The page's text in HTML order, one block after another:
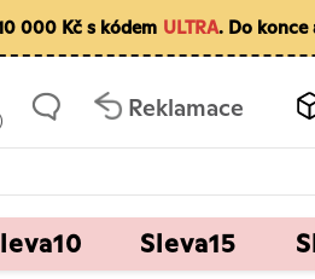
000 Kč s kódem ULTRA. Do konce
Reklamace
Sleva15